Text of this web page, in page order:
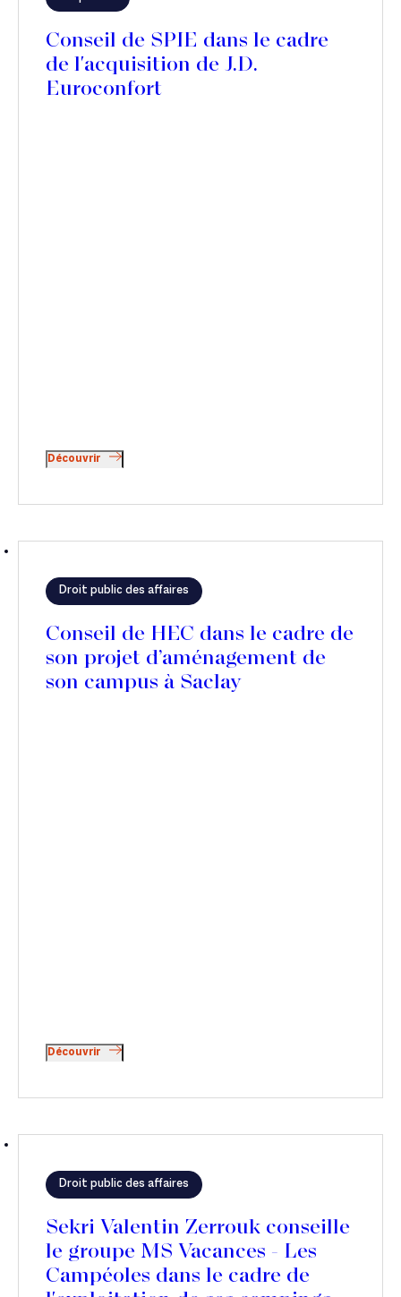
Conseil de SPIE dans le cadre
de l'acquisition de J.D.
Euroconfort
Découvrir
Droit public des affaires
Conseil de HEC dans le cadre de
son projet d’aménagement de
son campus à Saclay
Découvrir
Droit public des affaires
Sekri Valentin Zerrouk conseille
le groupe MS Vacances - Les
Campéoles dans le cadre de